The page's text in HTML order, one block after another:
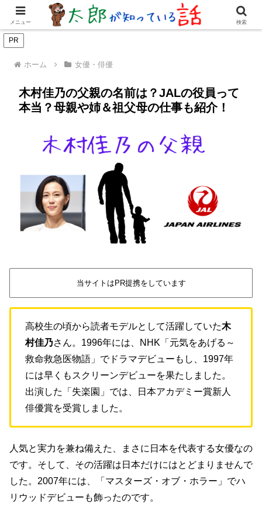
女優・俳優 有名人 youtuber 歌手・グループ ドラマ・
PR
ホーム 女優・俳優
木村佳乃の父親の名前は？JALの役員って
本当？母親や姉＆祖父母の仕事も紹介！
当サイトはPR提携をしています
高校生の頃から読者モデルとして活躍していた木
村佳乃さん。1996年には、NHK「元気をあげる～
救命救急医物語」でドラマデビューもし、1997年
には早くもスクリーンデビューを果たしました。
出演した「失楽園」では、日本アカデミー賞新人
俳優賞を受賞しました。
人気と実力を兼ね備えた、まさに日本を代表する女優なの
です。そして、その活躍は日本だけにはとどまりませんで
した。2007年には、「マスターズ・オブ・ホラー」でハ
リウッドデビューも飾ったのです。
メニュー 検索